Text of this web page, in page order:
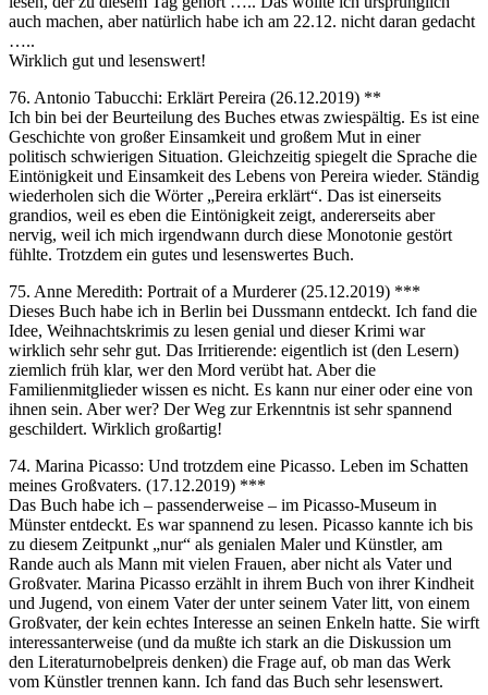
auch machen, aber natürlich habe ich am 22.12. nicht daran gedacht
…..
Wirklich gut und lesenswert!
76. Antonio Tabucchi: Erklärt Pereira (26.12.2019) **
Ich bin bei der Beurteilung des Buches etwas zwiespältig. Es ist eine
Geschichte von großer Einsamkeit und großem Mut in einer
politisch schwierigen Situation. Gleichzeitig spiegelt die Sprache die
Eintönigkeit und Einsamkeit des Lebens von Pereira wieder. Ständig
wiederholen sich die Wörter „Pereira erklärt“. Das ist einerseits
grandios, weil es eben die Eintönigkeit zeigt, andererseits aber
nervig, weil ich mich irgendwann durch diese Monotonie gestört
fühlte. Trotzdem ein gutes und lesenswertes Buch.
75. Anne Meredith: Portrait of a Murderer (25.12.2019) ***
Dieses Buch habe ich in Berlin bei Dussmann entdeckt. Ich fand die
Idee, Weihnachtskrimis zu lesen genial und dieser Krimi war
wirklich sehr sehr gut. Das Irritierende: eigentlich ist (den Lesern)
ziemlich früh klar, wer den Mord verübt hat. Aber die
Familienmitglieder wissen es nicht. Es kann nur einer oder eine von
ihnen sein. Aber wer? Der Weg zur Erkenntnis ist sehr spannend
geschildert. Wirklich großartig!
74. Marina Picasso: Und trotzdem eine Picasso. Leben im Schatten
meines Großvaters. (17.12.2019) ***
Das Buch habe ich – passenderweise – im Picasso-Museum in
Münster entdeckt. Es war spannend zu lesen. Picasso kannte ich bis
zu diesem Zeitpunkt „nur“ als genialen Maler und Künstler, am
Rande auch als Mann mit vielen Frauen, aber nicht als Vater und
Großvater. Marina Picasso erzählt in ihrem Buch von ihrer Kindheit
und Jugend, von einem Vater der unter seinem Vater litt, von einem
Großvater, der kein echtes Interesse an seinen Enkeln hatte. Sie wirft
interessanterweise (und da mußte ich stark an die Diskussion um
den Literaturnobelpreis denken) die Frage auf, ob man das Werk
vom Künstler trennen kann. Ich fand das Buch sehr lesenswert.